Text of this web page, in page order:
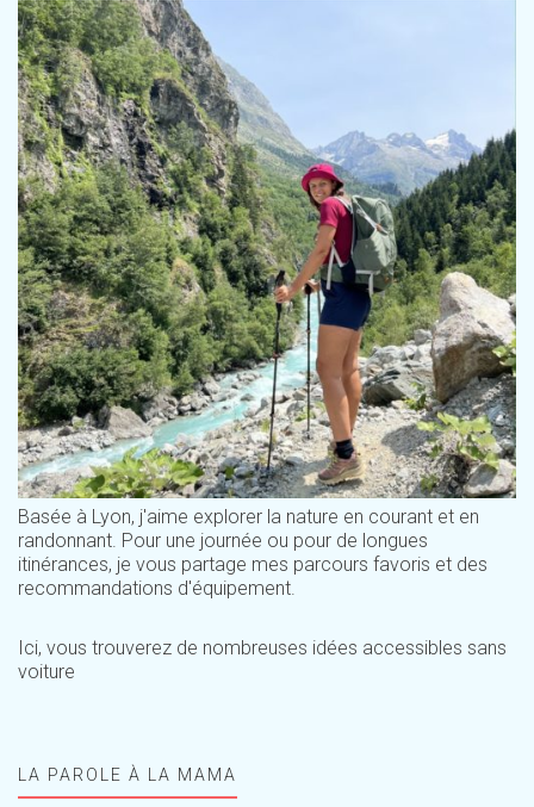
Basée à Lyon, j'aime explorer la nature en courant et en
randonnant. Pour une journée ou pour de longues
itinérances, je vous partage mes parcours favoris et des
recommandations d'équipement.
Ici, vous trouverez de nombreuses idées accessibles sans
voiture
LA PAROLE À LA MAMA